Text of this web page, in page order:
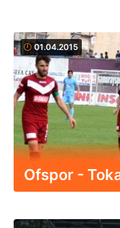
01.04.2015
Ofspor -